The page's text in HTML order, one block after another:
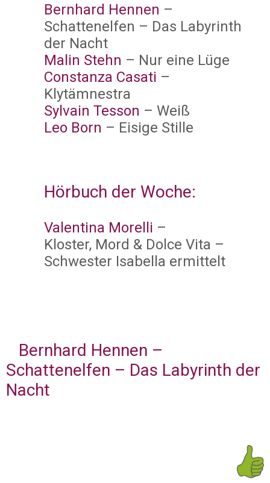
Bernhard Hennen –
Schattenelfen – Das Labyrinth
der Nacht
Malin Stehn – Nur eine Lüge
Constanza Casati –
Klytämnestra
Sylvain Tesson – Weiß
Leo Born – Eisige Stille
Hörbuch der Woche:
Valentina Morelli –
Kloster, Mord & Dolce Vita –
Schwester Isabella ermittelt
Bernhard Hennen –
Schattenelfen – Das Labyrinth der
Nacht